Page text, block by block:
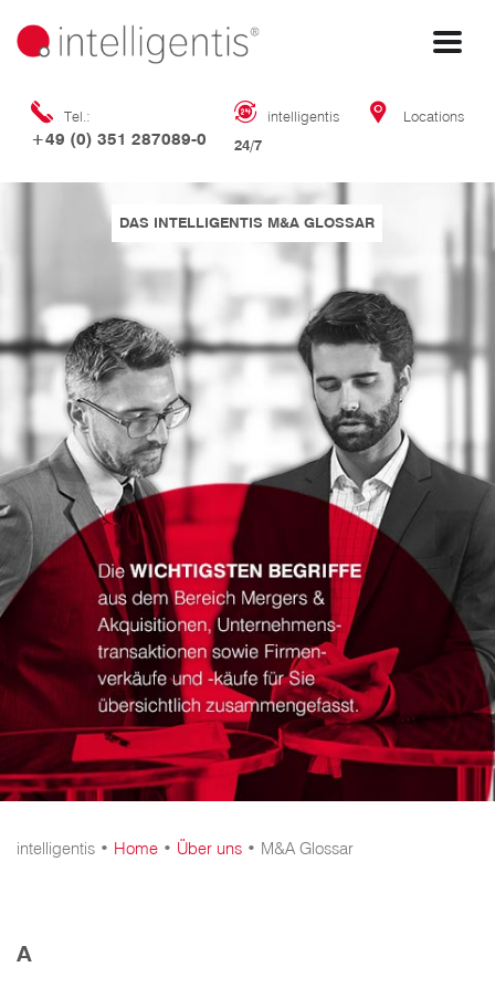
Tel.:
+49 (0) 351 287089-0
intelligentis
24/7
Locations
DAS INTELLIGENTIS M&A GLOSSAR
intelligentis • Home • Über uns • M&A Glossar
A